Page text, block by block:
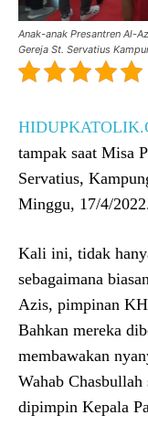
Anak-anak Presantren Al-
Gereja St. Servatius
tampak saat Misa
Servatius,
Minggu, 17/4/
Kali ini, tidak
sebagaimana
Azis, pimpinan
Bahkan mereka
membawakan
Wahab
dipimpin Kepala